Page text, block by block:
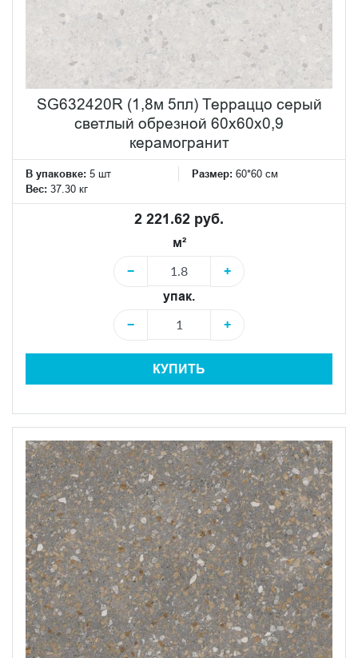
SG632420R (1,8м 5пл) Терраццо серый
светлый обрезной 60x60x0,9
керамогранит
В упаковке: 5 шт Размер: 60*60 см
Вес: 37.30 кг
2 221.62 руб.
м²
−
+
упак.
−
+
КУПИТЬ